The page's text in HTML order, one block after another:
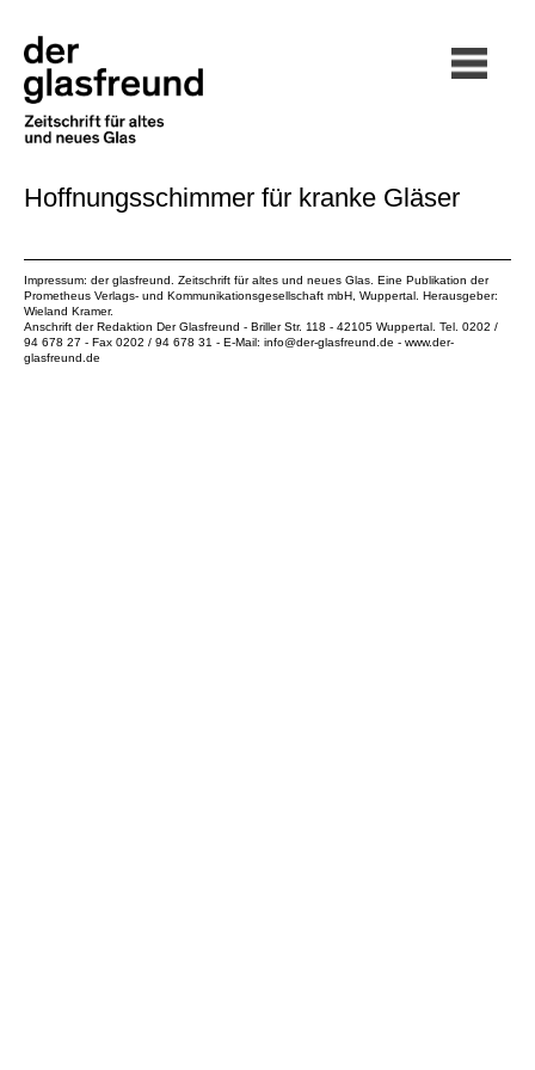
Hoffnungsschimmer für kranke Gläser
Impressum: der glasfreund. Zeitschrift für altes und neues Glas. Eine Publikation der
Prometheus Verlags- und Kommunikationsgesellschaft mbH , Wuppertal. Herausgeber:
Wieland Kramer.
Anschrift der Redaktion Der Glasfreund - Briller Str. 118 - 42105 Wuppertal. Tel. 0202 /
94 678 27 - Fax 0202 / 94 678 31 - E-Mail: info@der-glasfreund.de - www.der-
glasfreund.de